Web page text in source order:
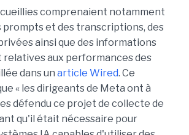
comprenaient notamment
prompts et des transcriptions, des
ainsi que des informations
aux performances des
dans un article Wired. Ce
« les dirigeants de Meta ont à
défendu ce projet de collecte de
qu'il était nécessaire pour